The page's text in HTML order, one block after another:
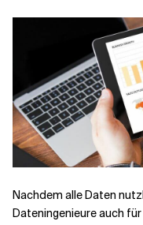
Nachdem alle Daten
Dateningenieure auch